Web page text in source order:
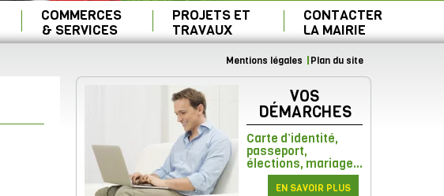
COMMERCES
& SERVICES
PROJETS ET
TRAVAUX
CONTACTER
LA MAIRIE
Mentions légales Plan du site
VOS
DÉMARCHES
Carte d’identité,
passeport,
élections, mariage...
EN SAVOIR PLUS